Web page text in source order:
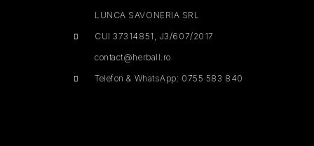
LUNCA SAVONERIA SRL
CUI 37314851, J3/607/2017
contact@herball.ro
Telefon & WhatsApp: 0755 583 840